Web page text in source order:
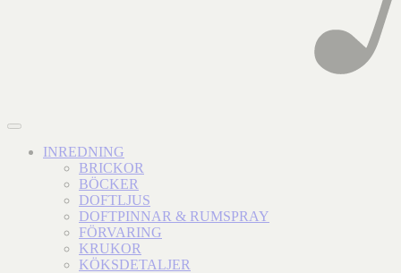
INREDNING
BRICKOR
BÖCKER
DOFTLJUS
DOFTPINNAR & RUMSPRAY
FÖRVARING
KRUKOR
KÖKSDETALJER